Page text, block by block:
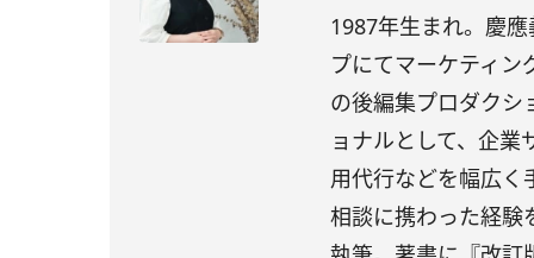
1987年生まれ。慶
プにてマーケティン
の後編集プロダクシ
ョナルとして、企業
用代行などを幅広く
相談に携わった経験